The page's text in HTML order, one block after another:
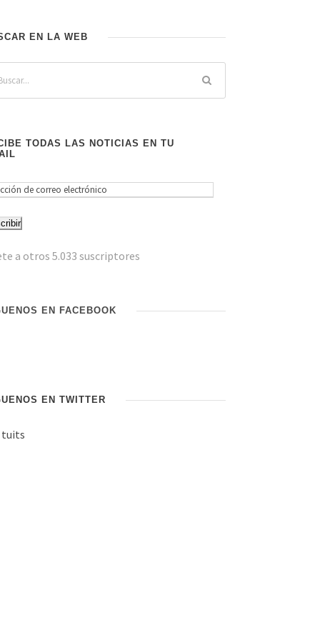
EN LA WEB
TODAS LAS NOTICIAS EN TU
a otros 5.033 suscriptores
EN FACEBOOK
EN TWITTER
tuits